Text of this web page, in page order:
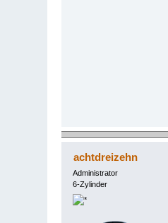
achtdreizehn
Administrator
6-Zylinder